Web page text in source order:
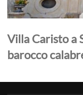
Villa Caristo a
barocco